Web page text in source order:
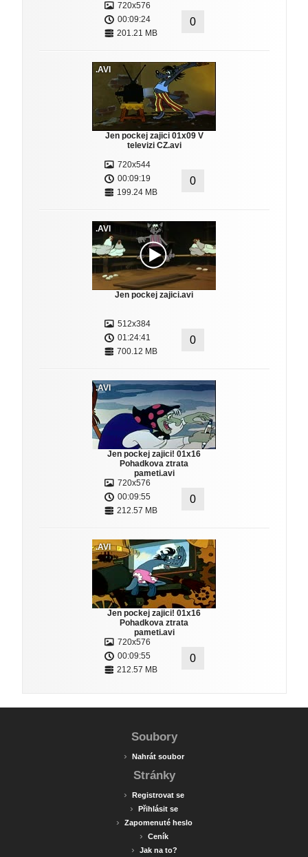
720x576
00:09:24
201.21 MB
0
.AVI
Jen pockej zajici 01x09 V
televizi CZ.avi
720x544
00:09:19
199.24 MB
0
.AVI
Jen pockej zajici.avi
512x384
01:24:41
700.12 MB
0
.AVI
Jen pockej zajici! 01x16
Pohadkova ztrata
pameti.avi
720x576
00:09:55
212.57 MB
0
.AVI
Jen pockej zajici! 01x16
Pohadkova ztrata
pameti.avi
720x576
00:09:55
212.57 MB
0
Soubory
› Nahrát soubor
Stránky
› Registrovat se
› Přihlásit se
› Zapomenuté heslo
› Ceník
› Jak na to?